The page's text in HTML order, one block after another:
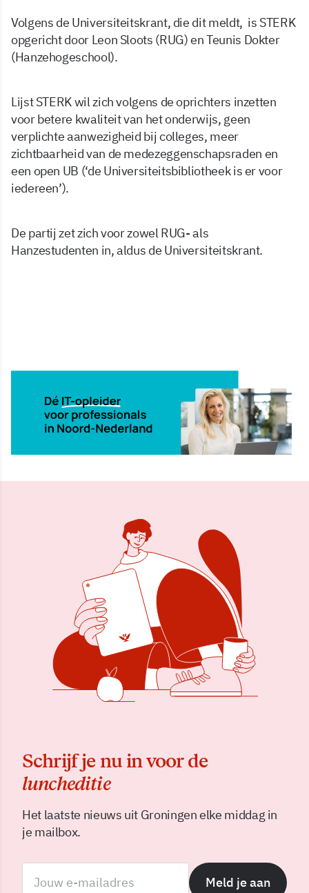
Volgens de Universiteitskrant, die dit meldt, is STERK
opgericht door Leon Sloots (RUG) en Teunis Dokter
(Hanzehogeschool).
Lijst STERK wil zich volgens de oprichters inzetten
voor betere kwaliteit van het onderwijs, geen
verplichte aanwezigheid bij colleges, meer
zichtbaarheid van de medezeggenschapsraden en
een open UB (‘de Universiteitsbibliotheek is er voor
iedereen’).
De partij zet zich voor zowel RUG- als
Hanzestudenten in, aldus de Universiteitskrant.
14 aug 2014, 12:07
Schrijf je nu in voor de
luncheditie
Het laatste nieuws uit Groningen elke middag in
je mailbox.
Meld je aan